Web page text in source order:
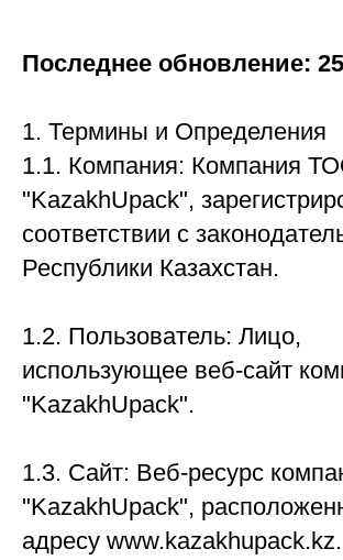
Последнее обновление:
1. Термины и Определения
1.1. Компания: Компания
"KazakhUpack",
соответствии с
Республики Казахстан.
1.2. Пользователь: Лицо,
использующее веб-сайт
"KazakhUpack".
1.3. Сайт: Веб-ресурс
"KazakhUpack",
адресу www.kazakhupack.kz.